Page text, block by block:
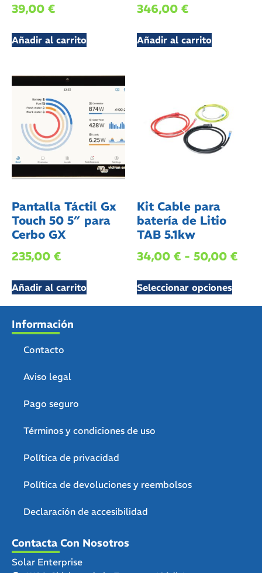
39,00 €
Añadir al carrito
346,00 €
Añadir al carrito
Pantalla Táctil Gx
Touch 50 5″ para
Cerbo GX
235,00 €
Añadir al carrito
Kit Cable para
batería de Litio
TAB 5.1kw
34,00 € - 50,00 €
Seleccionar opciones
Información
Contacto
Aviso legal
Pago seguro
Términos y condiciones de uso
Política de privacidad
Política de devoluciones y reembolsos
Declaración de accesibilidad
Contacta Con Nosotros
Solar Enterprise